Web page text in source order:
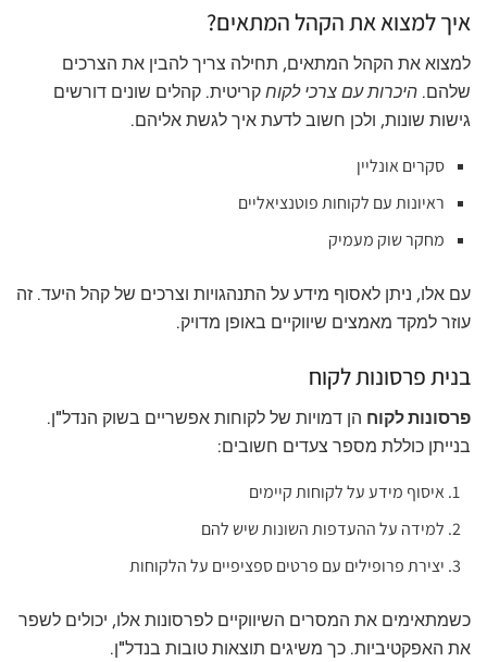
איך למצוא את הקהל המתאים?
למצוא את הקהל המתאים, תחילה צריך להבין את הצרכים
שלהם. היכרות עם צרכי לקוחקריטית. קהלים שונים דורשים
גישות שונות, ולכן חשוב לדעת איך לגשת אליהם.
סקרים אונליין
ראיונות עם לקוחות פוטנציאליים
מחקר שוק מעמיק
עם אלו, ניתן לאסוף מידע על התנהגויות וצרכים של קהל היעד. זה
עוזר למקד מאמצים שיווקיים באופן מדויק.
בנית פרסונות לקוח
פרסונות לקוח הן דמויות של לקוחות אפשריים בשוק הנדל"ן.
בנייתן כוללת מספר צעדים חשובים:
איסוף מידע על לקוחות קיימים
למידה על ההעדפות השונות שיש להם
יצירת פרופילים עם פרטים ספציפיים על הלקוחות
כשמתאימים את המסרים השיווקיים לפרסונות אלו, יכולים לשפר
את האפקטיביות. כך משיגים תוצאות טובות בנדל"ן.